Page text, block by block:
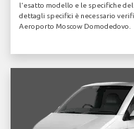
l'esatto modello e le specifiche del
dettagli specifici è necessario
Aeroporto Moscow Domodedovo.